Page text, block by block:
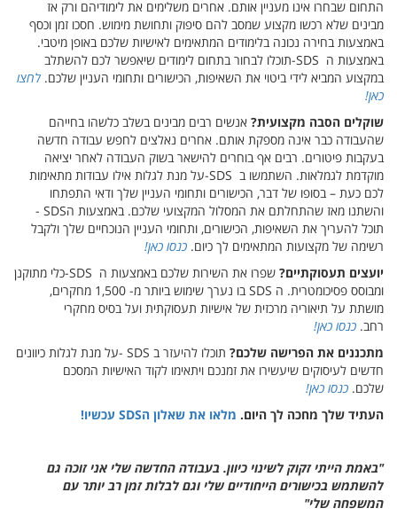
התחום שבחרו אינו מעניין אותם. אחרים משלימים את לימודיהם ורק אז
מבינים שלא רכשו מקצוע שמסב להם סיפוק ותחושת מימוש. חסכו זמן וכסף
באמצעות בחירה נכונה בלימודים המתאימים לאישיות שלכם באופן מיטבי.
באמצעות ה -SDSתוכלו לבחור בתחום לימודים שיאפשר לכם להשתלב
במקצוע המביא לידי ביטוי את השאיפות, הכישורים ותחומי העניין שלכם. לחצו
כאן!
שוקלים הסבה מקצועית? אנשים רבים מבינים בשלב כלשהו בחייהם
שהעבודה כבר אינה מספקת אותם. אחרים נאלצים לחפש עבודה חדשה
בעקבות פיטורים. רבים אף בוחרים להישאר בשוק העבודה לאחר יציאה
מוקדמת לגמלאות. השתמשו ב -SDSעל מנת לגלות אילו עבודות מתאימות
לכם כעת – בסופו של דבר, הכישורים ותחומי העניין שלך ודאי התפתחו
והשתנו מאז שהתחלתם את המסלול המקצועי שלכם. באמצעות ה- SDS
תוכל להעריך את השאיפות, הכישורים, ותחומי העניין הנוכחיים שלך ולקבל
רשימה של מקצועות המתאימים לך כיום. כנסו כאן!
יועצים תעסוקתיים? שפרו את השירות שלכם באמצעות ה -SDSכלי מתוקנן
ומבוסס פסיכומטרית. ה SDS
בו נערך שימוש ביותר מ- 1,500 מחקרים,
מושתת על תיאוריה מרכזית של אישיות תעסוקתית ועל בסיס מחקרי
רחב. כנסו כאן!
מתכננים את הפרישה שלכם? תוכלו להיעזר ב - SDSעל מנת לגלות כיוונים
חדשים לעיסוקים שיעשירו את זמנכם ויתאימו לקוד האישיות המסכם
שלכם. כנסו כאן!
העתיד שלך מחכה לך היום. מלאו את שאלון הSDS עכשיו!
"באמת הייתי זקוק לשינוי כיוון. בעבודה החדשה שלי אני זוכה גם
להשתמש בכישורים הייחודיים שלי וגם לבלות זמן רב יותר עם
המשפחה שלי"